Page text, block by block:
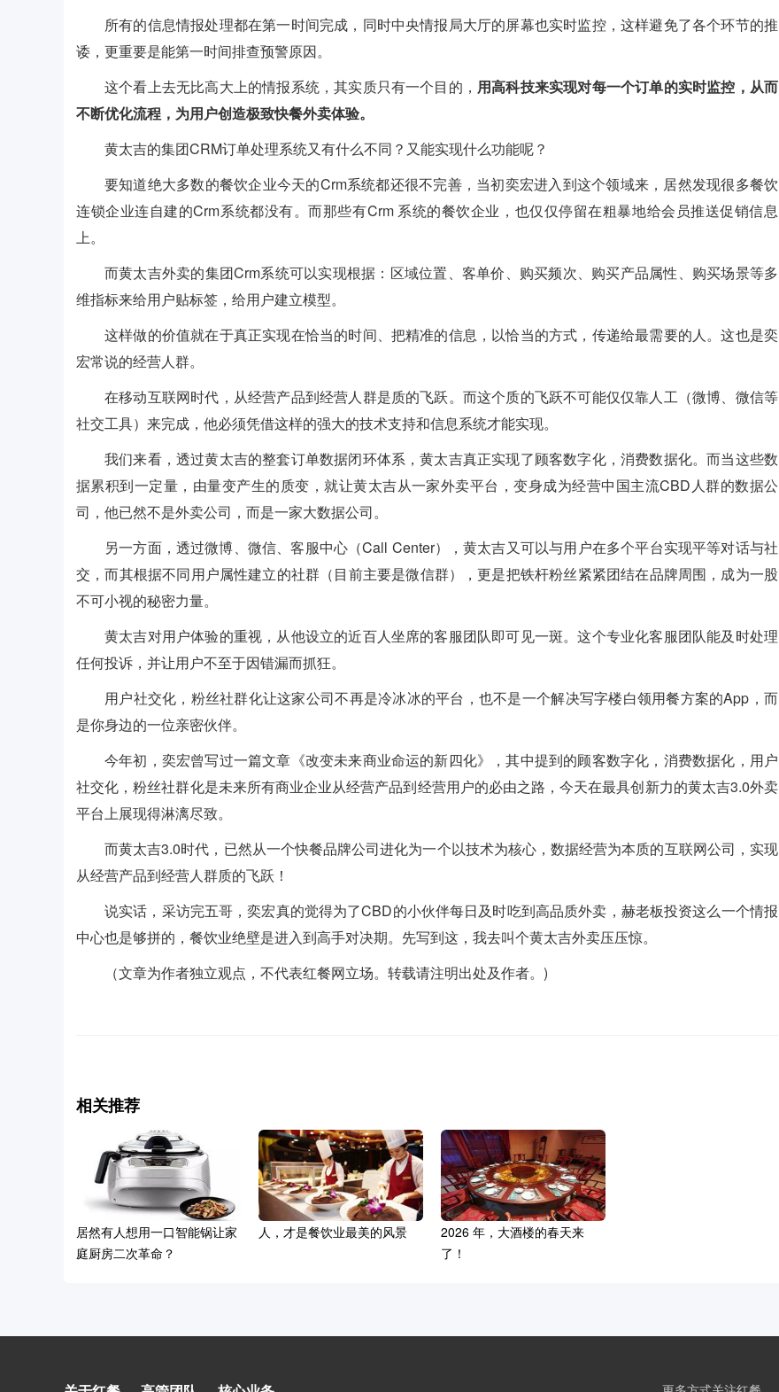
所有的信息情报处理都在第一时间完成，同时中央情报局大厅的屏幕也实时监控，这样避免了各个环节的推
诿，更重要是能第一时间排查预警原因。
这个看上去无比高大上的情报系统，其实质只有一个目的， 用高科技来实现对每一个订单的实时监控，从而
不断优化流程，为用户创造极致快餐外卖体验。
黄太吉的集团CRM订单处理系统又有什么不同？又能实现什么功能呢？
要知道绝大多数的餐饮企业今天的Crm系统都还很不完善，当初奕宏进入到这个领域来，居然发现很多餐饮
连锁企业连自建的Crm系统都没有。而那些有Crm 系统的餐饮企业，也仅仅停留在粗暴地给会员推送促销信息
上。
而黄太吉外卖的集团Crm系统可以实现根据：区域位置、客单价、购买频次、购买产品属性、购买场景等多
维指标来给用户贴标签，给用户建立模型。
这样做的价值就在于真正实现在恰当的时间、把精准的信息，以恰当的方式，传递给最需要的人。这也是奕
宏常说的经营人群。
在移动互联网时代，从经营产品到经营人群是质的飞跃。而这个质的飞跃不可能仅仅靠人工（微博、微信等
社交工具）来完成，他必须凭借这样的强大的技术支持和信息系统才能实现。
我们来看，透过黄太吉的整套订单数据闭环体系，黄太吉真正实现了顾客数字化，消费数据化。而当这些数
据累积到一定量，由量变产生的质变，就让黄太吉从一家外卖平台，变身成为经营中国主流CBD人群的数据公
司，他已然不是外卖公司，而是一家大数据公司。
另一方面，透过微博、微信、客服中心（Call Center），黄太吉又可以与用户在多个平台实现平等对话与社
交，而其根据不同用户属性建立的社群（目前主要是微信群），更是把铁杆粉丝紧紧团结在品牌周围，成为一股
不可小视的秘密力量。
黄太吉对用户体验的重视，从他设立的近百人坐席的客服团队即可见一斑。这个专业化客服团队能及时处理
任何投诉，并让用户不至于因错漏而抓狂。
用户社交化，粉丝社群化让这家公司不再是冷冰冰的平台，也不是一个解决写字楼白领用餐方案的App，而
是你身边的一位亲密伙伴。
今年初，奕宏曾写过一篇文章《改变未来商业命运的新四化》，其中提到的顾客数字化，消费数据化，用户
社交化，粉丝社群化是未来所有商业企业从经营产品到经营用户的必由之路，今天在最具创新力的黄太吉3.0外卖
平台上展现得淋漓尽致。
而黄太吉3.0时代，已然从一个快餐品牌公司进化为一个以技术为核心，数据经营为本质的互联网公司，实现
从经营产品到经营人群质的飞跃！
说实话，采访完五哥，奕宏真的觉得为了CBD的小伙伴每日及时吃到高品质外卖，赫老板投资这么一个情报
中心也是够拼的，餐饮业绝壁是进入到高手对决期。先写到这，我去叫个黄太吉外卖压压惊。
（文章为作者独立观点，不代表红餐网立场。转载请注明出处及作者。)
相关推荐
居然有人想用一口智能锅让家
庭厨房二次革命？
人，才是餐饮业最美的风景
2026 年，大酒楼的春天来
了！